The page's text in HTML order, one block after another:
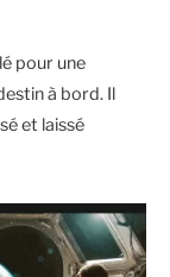
pour une
à bord. Il
et laissé